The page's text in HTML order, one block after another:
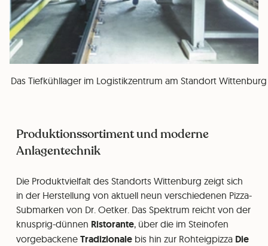
Das Tiefkühllager im Logistikzentrum am Standort Wittenburg
Produktionssortiment und moderne
Anlagentechnik
Die Produktvielfalt des Standorts Wittenburg zeigt sich
in der Herstellung von aktuell neun verschiedenen Pizza-
Submarken von Dr. Oetker. Das Spektrum reicht von der
knusprig-dünnen Ristorante, über die im Steinofen
vorgebackeneTradizionalebis hin zur Rohteigpizza Die